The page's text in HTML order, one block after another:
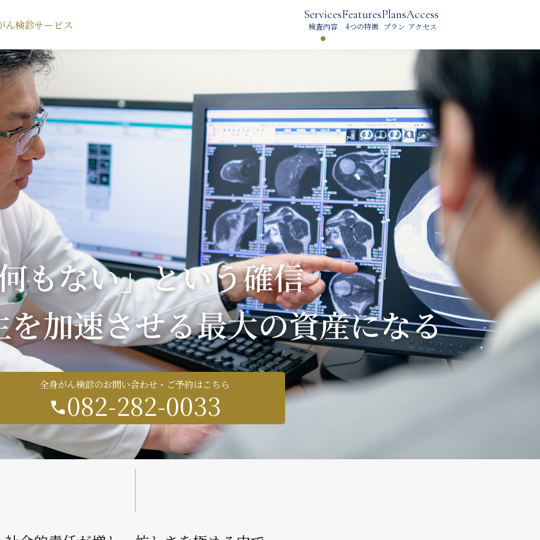
ん検診サービス
Services
検査内容
Features
4つの特徴
Plans
プラン
Access
アクセス
もない」という確信
加速させる最大の資産になる
全身がん検診のお問い合わせ・ご予約はこちら
082-282-0033